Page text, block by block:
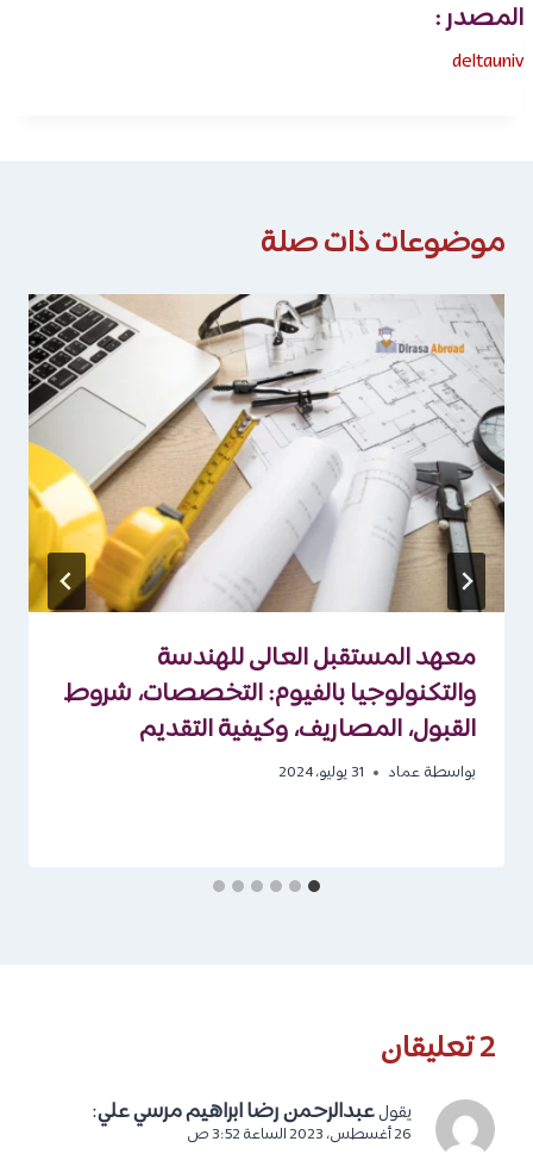
المصدر :
deltauniv
موضوعات ذات صلة
معهد المستقبل العالى للهندسة
والتكنولوجيا بالفيوم: التخصصات، شروط
القبول، المصاريف، وكيفية التقديم
بواسطة عماد 31 يوليو، 2024
2 تعليقان
يقول عبدالرحمن رضا ابراهيم مرسي علي:
26 أغسطس، 2023 الساعة 3:52 ص